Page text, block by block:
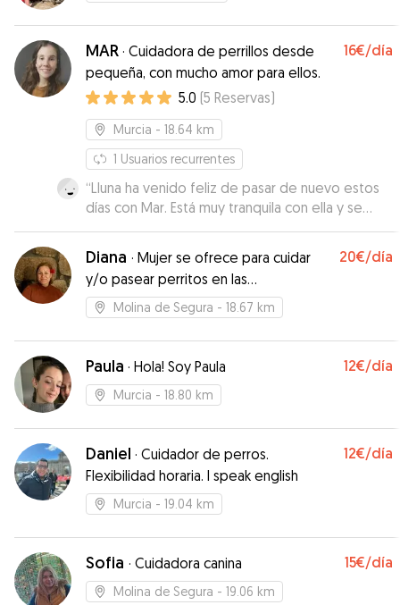
MAR · Cuidadora de perrillos desde
pequeña, con mucho amor para ellos.
16€/día
5.0 (5 Reservas)
Murcia - 18.64 km
1 Usuarios recurrentes
“Lluna ha venido feliz de pasar de nuevo estos
días con Mar. Está muy tranquila con ella y se
nota que le gusta su compañía . La verdad es
que yo me quedo súper tranquila cuando se
queda con ella . Me informa y envía fotos todos
los días y está disponible y con buena
disposición para cualquier consulta o necesidad
Diana · Mujer se ofrece para cuidar
y/o pasear perritos en las
urbanizaciones de Molina
20€/día
Molina de Segura - 18.67 km
Paula · Hola! Soy Paula 12€/día
Murcia - 18.80 km
Daniel · Cuidador de perros.
Flexibilidad horaria. I speak english
12€/día
Murcia - 19.04 km
Sofia · Cuidadora canina 15€/día
Molina de Segura - 19.06 km